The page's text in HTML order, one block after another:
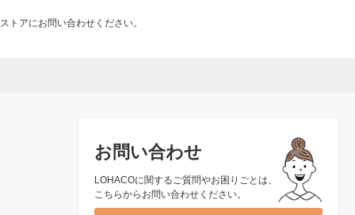
トアにお問い合わせください。
お問い合わせ
LOHACOに関するご質問やお困りごとは、
こちらからお問い合わせください。